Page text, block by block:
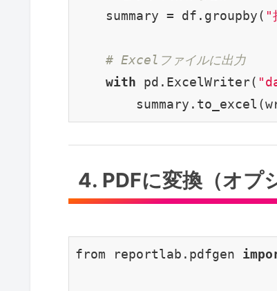
    summary = df.groupby(
"
# Excelファイルに出力
with pd.ExcelWriter(
4. PDFに変換（オプ
from reportlab.pdfgen